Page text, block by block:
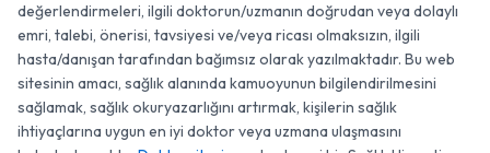
değerlendirmeleri, ilgili doktorun/uzmanın doğrudan veya dolaylı
emri, talebi, önerisi, tavsiyesi ve/veya ricası olmaksızın, ilgili
hasta/danışan tarafından bağımsız olarak yazılmaktadır. Bu web
sitesinin amacı, sağlık alanında kamuoyunun bilgilendirilmesini
sağlamak, sağlık okuryazarlığını artırmak, kişilerin sağlık
ihtiyaçlarına uygun en iyi doktor veya uzmana ulaşmasını